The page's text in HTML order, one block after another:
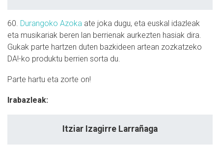
60. Durangoko Azoka ate joka dugu, eta euskal idazleak
eta musikariak beren lan berrienak aurkezten hasiak dira.
Gukak parte hartzen duten bazkideen artean zozkatzeko
DA!-ko produktu berrien sorta du.
Parte hartu eta zorte on!
Irabazleak:
Itziar Izagirre Larrañaga